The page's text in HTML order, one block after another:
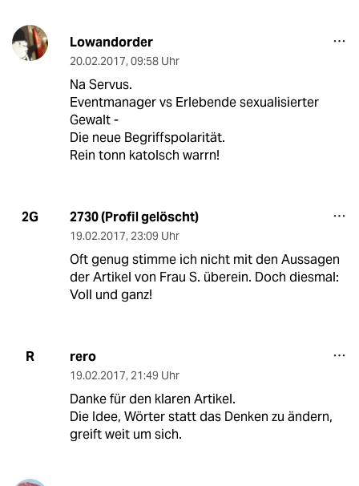
Lowandorder
20.02.2017, 09:58 Uhr
Na Servus.
Eventmanager vs Erlebende sexualisierter
Gewalt -
Die neue Begriffspolarität.
Rein tonn katolsch warrn!
2G 2730 (Profil gelöscht)
19.02.2017, 23:09 Uhr
Oft genug stimme ich nicht mit den Aussagen
der Artikel von Frau S. überein. Doch diesmal:
Voll und ganz!
R rero
19.02.2017, 21:49 Uhr
Danke für den klaren Artikel.
Die Idee, Wörter statt das Denken zu ändern,
greift weit um sich.